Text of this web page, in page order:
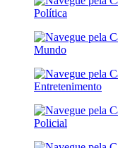
Política
Mundo
Entretenimento
Policial